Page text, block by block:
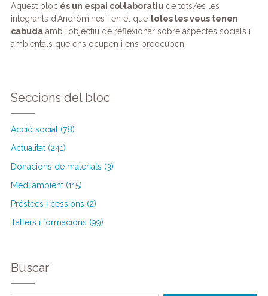
Aquest blocés un espai col·laboratiude tots/es les
integrants d’Andròmines i en el que totes les veus tenen
cabudaamb l’objectiu de reflexionar sobre aspectes socials i
ambientals que ens ocupen i ens preocupen.
Seccions del bloc
Acció social (78)
Actualitat (241)
Donacions de materials (3)
Medi ambient (115)
Préstecs i cessions (2)
Tallers i formacions (99)
Buscar